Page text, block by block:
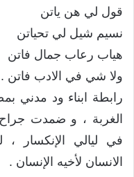
قول لي هن ياتن
نسيم شيل لي تحياتن
هياب رعاب جمال فاتن
ولا شي في الادب فاتن .
رابطة ابناء ود مدني
الغربة ، و ضمدت
في ليالي الإنكسار
الانسان لأخيه الإنسان .